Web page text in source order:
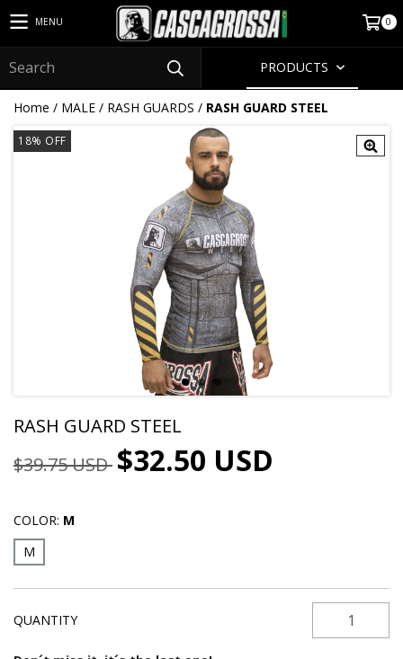
MENU 0
PRODUCTS
Home / MALE / RASH GUARDS / RASH GUARD STEEL
18% OFF
RASH GUARD STEEL
$39.75 USD $32.50 USD
COLOR: M
M
QUANTITY